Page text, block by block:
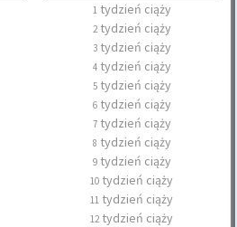
1tydzień ciąży
2tydzień ciąży
3tydzień ciąży
4tydzień ciąży
5tydzień ciąży
6tydzień ciąży
7tydzień ciąży
8 tydzień ciąży
9tydzień ciąży
10 tydzień ciąży
11 tydzień ciąży
12tydzień ciąży